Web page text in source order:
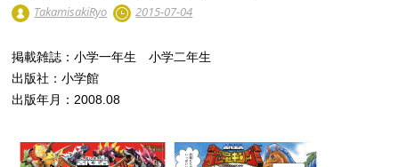
TakamisakiRyo 2015-07-04
掲載雑誌：小学一年生 小学二年生
出版社：小学館
出版年月：2008.08